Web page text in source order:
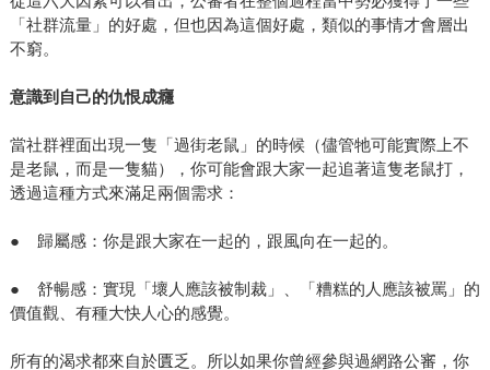
「社群流量」的好處，但也因為這個好處，類似的事情才會層出
不窮。
意識到自己的仇恨成癮
當社群裡面出現一隻「過街老鼠」的時候（儘管牠可能實際上不
是老鼠，而是一隻貓），你可能會跟大家一起追著這隻老鼠打，
透過這種方式來滿足兩個需求：
● 歸屬感：你是跟大家在一起的，跟風向在一起的。
● 舒暢感：實現「壞人應該被制裁」、「糟糕的人應該被罵」的
價值觀、有種大快人心的感覺。
所有的渴求都來自於匱乏。所以如果你曾經參與過網路公審，你